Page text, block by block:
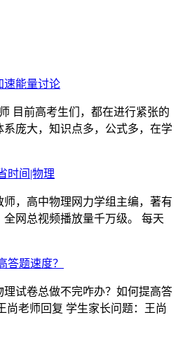
速能量讨论
目前高考生们，都在进行紧张的
庞大，知识点多，公式多，在学
时间|物理
，高中物理网力学组主编，著有
全网总视频播放量千万级。 每天
答题速度？
试卷总做不完咋办？如何提高答
尚老师回复 学生家长问题：王尚